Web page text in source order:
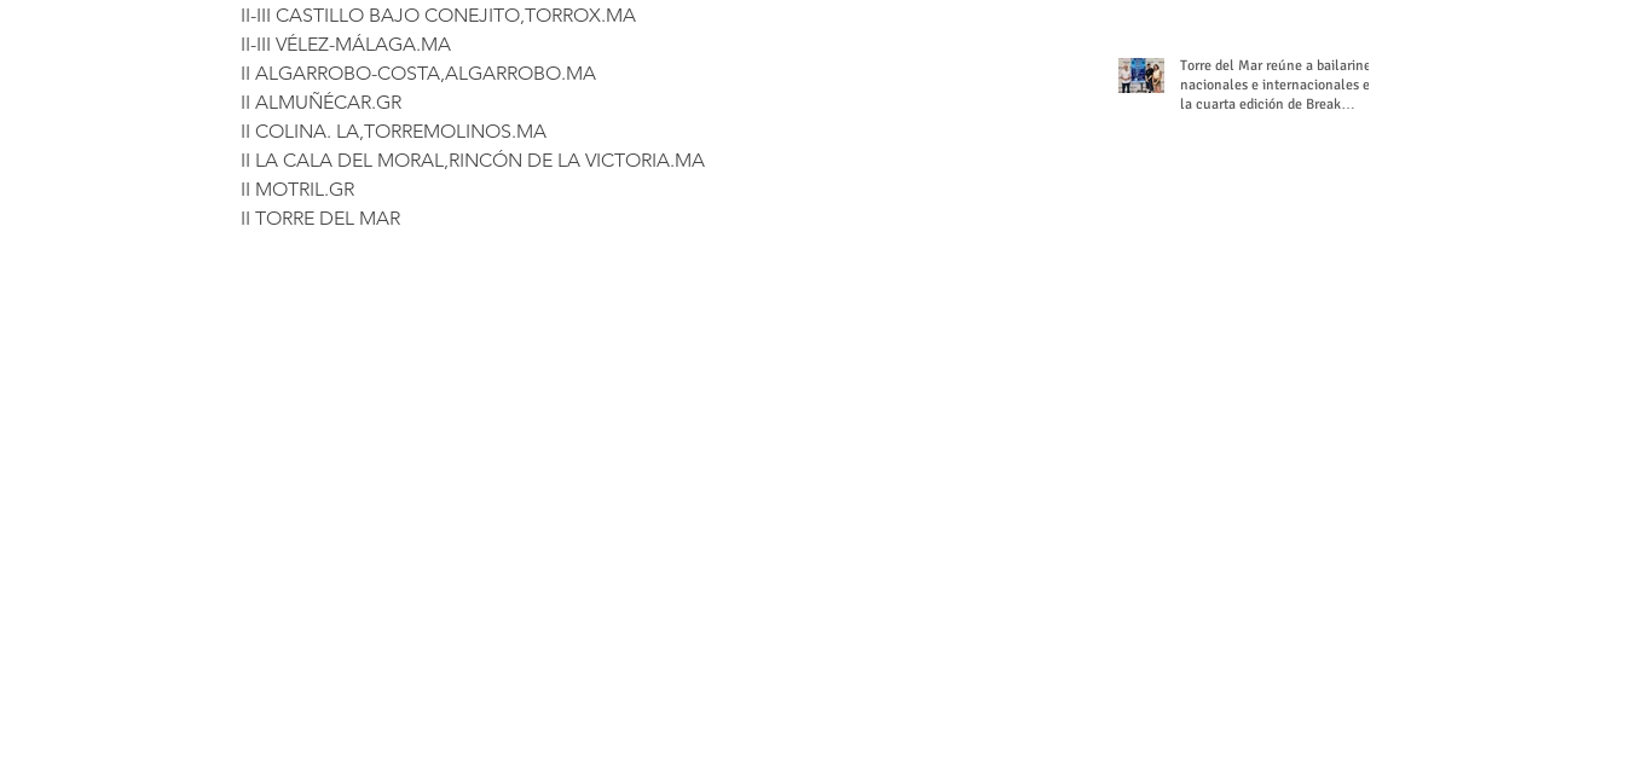
II-III CASTILLO BAJO CONEJITO,TORROX.MA
II-III VÉLEZ-MÁLAGA.MA
II ALGARROBO-COSTA,ALGARROBO.MA
II ALMUÑÉCAR.GR
II COLINA. LA,TORREMOLINOS.MA
II LA CALA DEL MORAL,RINCÓN DE LA VICTORIA.MA
II MOTRIL.GR
II TORRE DEL MAR
Torre del Mar reúne a bailarines
nacionales e internacionales en
la cuarta edición de Break